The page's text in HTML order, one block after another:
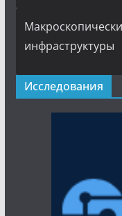
инфраструктуры
Исследования